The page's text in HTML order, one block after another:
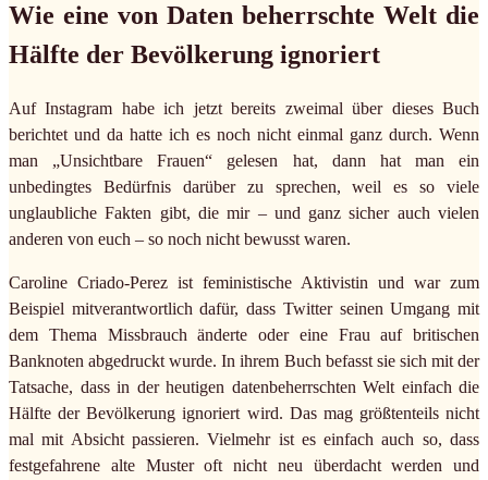
Wie eine von Daten beherrschte Welt die
Hälfte der Bevölkerung ignoriert
Auf Instagram habe ich jetzt bereits zweimal über dieses Buch
berichtet und da hatte ich es noch nicht einmal ganz durch. Wenn
man „Unsichtbare Frauen“ gelesen hat, dann hat man ein
unbedingtes Bedürfnis darüber zu sprechen, weil es so viele
unglaubliche Fakten gibt, die mir – und ganz sicher auch vielen
anderen von euch – so noch nicht bewusst waren.
Caroline Criado-Perez ist feministische Aktivistin und war zum
Beispiel mitverantwortlich dafür, dass Twitter seinen Umgang mit
dem Thema Missbrauch änderte oder eine Frau auf britischen
Banknoten abgedruckt wurde. In ihrem Buch befasst sie sich mit der
Tatsache, dass in der heutigen datenbeherrschten Welt einfach die
Hälfte der Bevölkerung ignoriert wird. Das mag größtenteils nicht
mal mit Absicht passieren. Vielmehr ist es einfach auch so, dass
festgefahrene alte Muster oft nicht neu überdacht werden und